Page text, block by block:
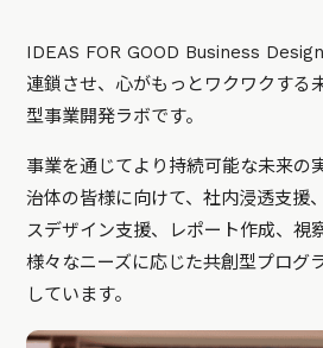
IDEAS FOR GOOD Business
連鎖させ、心がもっとワクワクする
型事業開発ラボです。
事業を通じてより持続可能な未来の
治体の皆様に向けて、社内浸透支援
スデザイン支援、レポート作成、視
様々なニーズに応じた共創型プログ
しています。